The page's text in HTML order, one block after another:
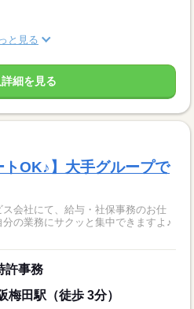
と見る
細を見る
トOK♪】大手グループで
会社にて、給与・社保事務のお仕
の業務にサクッと集中できますよ♪
許事務
梅田駅（徒歩 3分）